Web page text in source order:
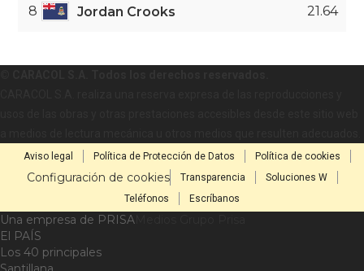
8 Jordan Crooks 21.64
Aviso legal Política de Protección de Datos Política de cookies
Configuración de cookies Transparencia
Soluciones W
Teléfonos
Escríbanos
Una empresa de PRISA
El PAÍS
Los 40 principales